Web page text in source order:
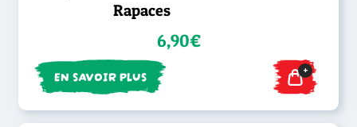
Rapaces
6,90€
EN SAVOIR PLUS +